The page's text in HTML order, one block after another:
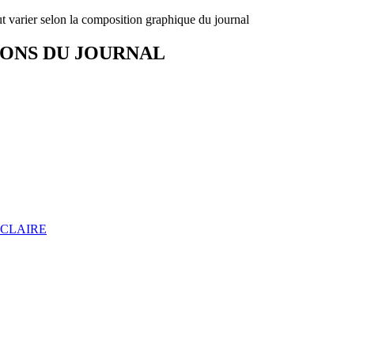
varier selon la composition graphique du journal
DU JOURNAL